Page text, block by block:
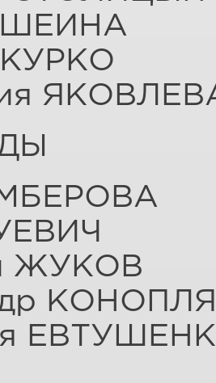
ШЕИНА
ЖУКОВ
КОНОПЛЯ